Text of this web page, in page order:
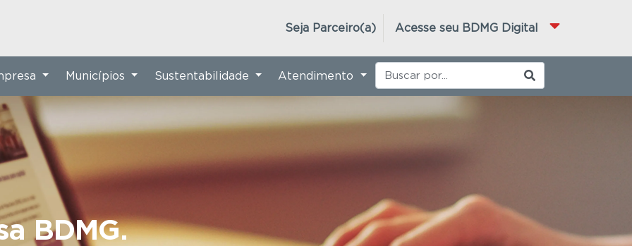
Acesse seu BDMG Digital
Seja Parceiro(a)
BDMG.
Municípios Sustentabilidade Atendimento